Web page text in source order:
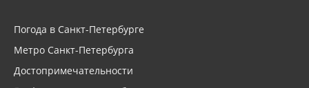
Погода в Санкт-Петербурге
Метро Санкт-Петербурга
Достопримечательности